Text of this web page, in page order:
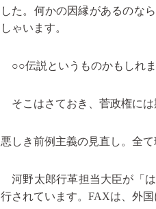
した。何かの因縁があるのな
しゃいます。
○○伝説というものかもしれま
そこはさておき、菅政権には
悪しき前例主義の見直し。全
河野太郎行革担当大臣が「
行されています。FAXは、外